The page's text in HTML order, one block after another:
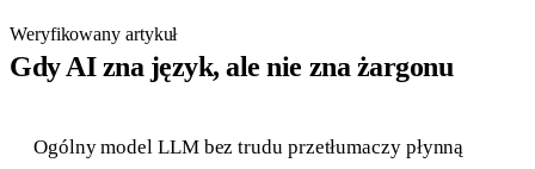
Weryfikowany artykuł
Gdy AI zna język, ale nie zna żargonu
Ogólny model LLM bez trudu przetłumaczy płynną